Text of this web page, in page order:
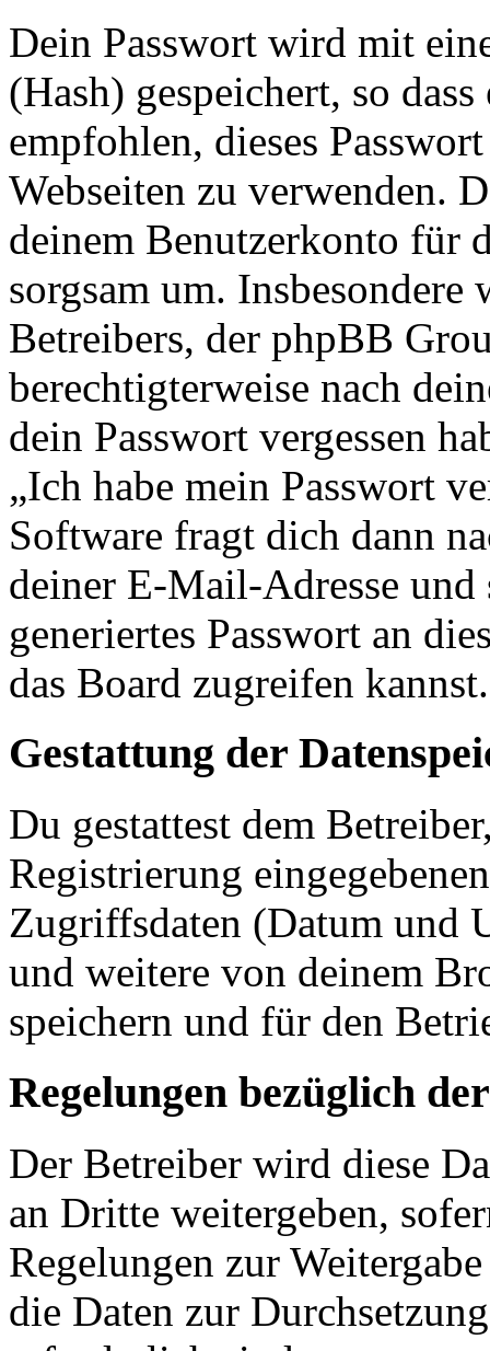
Dein Passwort wird mit
(Hash) gespeichert, so
empfohlen, dieses
Webseiten zu verwenden.
deinem Benutzerkonto für
sorgsam um.
Betreibers, der phpBB
berechtigterweise nach
dein Passwort vergessen
„Ich habe mein Passwort
Software fragt dich dann
deiner E-Mail-Adresse und
generiertes Passwort an
das Board zugreifen kannst.
Gestattung der
Du gestattest dem
Registrierung
Zugriffsdaten (Datum und
und weitere von deinem
speichern und für den
Regelungen bezüglich
Der Betreiber wird diese
an Dritte weitergeben,
Regelungen zur
die Daten zur